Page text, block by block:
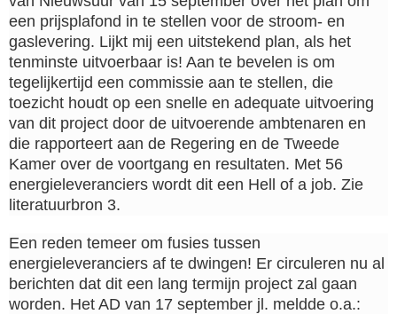
een prijsplafond in te stellen voor de stroom- en
gaslevering. Lijkt mij een uitstekend plan, als het
tenminste uitvoerbaar is! Aan te bevelen is om
tegelijkertijd een commissie aan te stellen, die
toezicht houdt op een snelle en adequate uitvoering
van dit project door de uitvoerende ambtenaren en
die rapporteert aan de Regering en de Tweede
Kamer over de voortgang en resultaten. Met 56
energieleveranciers wordt dit een Hell of a job. Zie
literatuurbron 3.
Een reden temeer om fusies tussen
energieleveranciers af te dwingen! Er circuleren nu al
berichten dat dit een lang termijn project zal gaan
worden. Het AD van 17 september jl. meldde o.a.: